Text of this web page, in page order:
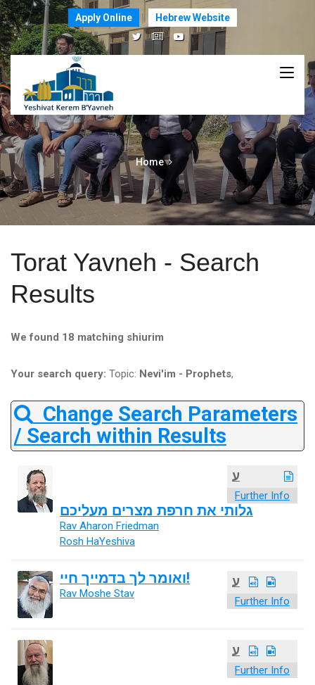
Apply Online Hebrew Website
Home
Torat Yavneh - Search
Results
We found 18 matching shiurim
Your search query: Topic: Nevi'im - Prophets,
Change Search Parameters
/ Search within Results
ע
Further Info
גלותי את חרפת מצרים מעליכם
Rav Aharon Friedman
Rosh HaYeshiva
ע
Further Info
ואומר לך בדמייך חיי!
Rav Moshe Stav
ע
Further Info